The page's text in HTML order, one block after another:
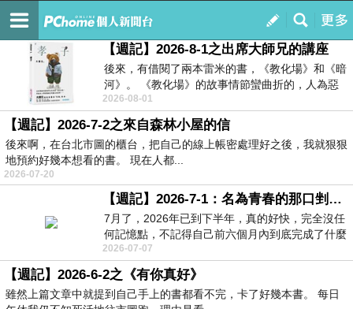
我的
訂閱
癮者的中途
【週記】2026-8-1之出席大師兄的講座
後來，有借閱了兩本雷米的書，《教化場》和《暗
河》。 《教化場》的故事情節蠻曲折的，人為惡
就為了...
2026-08-01
【週記】2026-7-2之來自森林小屋的信
後來啊，在台北市圖的櫃台，把自己的線上帳密處理好之後，我就狠狠
地預約好幾本想看的書。 現在人都...
2026-07-20
【週記】2026-7-1：名為青春的那口剉冰《奪取天下的少女》
7月了，2026年已到下半年，真的好快，完全沒任
何記憶點，不記得自己前六個月內到底完成了什麼
事。 ...
2026-07-07
【週記】2026-6-2之《有你真好》
雖然上篇文章中就提到自己手上的書都看不完，卡了好幾本書。 每日